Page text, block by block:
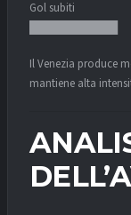
Gol subiti
Il Venezia produce
mantiene alta